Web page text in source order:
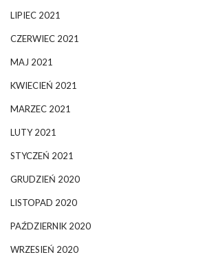
LIPIEC 2021
CZERWIEC 2021
MAJ 2021
KWIECIEŃ 2021
MARZEC 2021
LUTY 2021
STYCZEŃ 2021
GRUDZIEŃ 2020
LISTOPAD 2020
PAŹDZIERNIK 2020
WRZESIEŃ 2020